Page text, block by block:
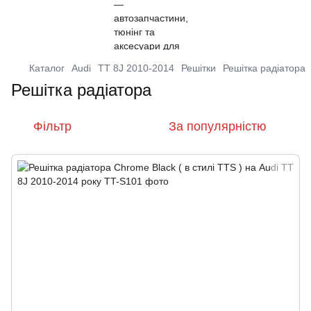
Каталог Audi TT 8J 2010-2014 Решітки Решітка радіатора
Решітка радіатора
Фільтр За популярністю